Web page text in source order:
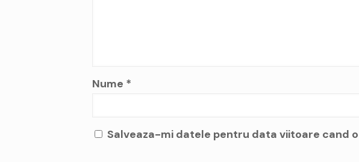
Nume *
Salveaza-mi datele pentru data viitoare cand